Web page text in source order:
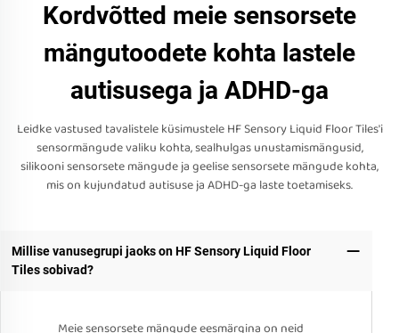
Kordvõtted meie sensorsete
mängutoodete kohta lastele
autisusega ja ADHD-ga
Leidke vastused tavalistele küsimustele HF Sensory Liquid Floor Tiles'i
sensormängude valiku kohta, sealhulgas unustamismängusid,
silikooni sensorsete mängude ja geelise sensorsete mängude kohta,
mis on kujundatud autisuse ja ADHD-ga laste toetamiseks.
Millise vanusegrupi jaoks on HF Sensory Liquid Floor
Tiles sobivad?
Meie sensorsete mängude eesmärgina on neid